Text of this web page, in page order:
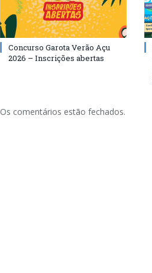
Concurso Garota Verão Açu
2026 – Inscrições abertas
Os comentários estão fechados.